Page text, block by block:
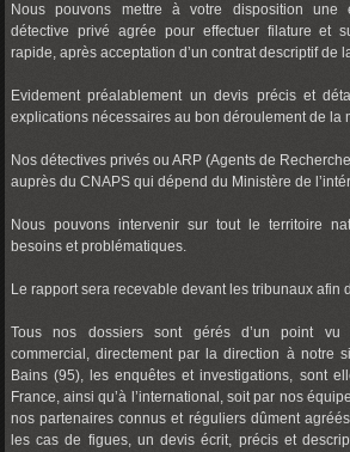
Nous pouvons mettre à votre disposition une
détective privé agrée pour effectuer filature et
rapide, après acceptation d’un contrat descriptif de
Evidement préalablement un devis précis et
explications nécessaires au bon déroulement de la
Nos détectives privés ou ARP (Agents de
auprès du CNAPS qui dépend du Ministère de
Nous pouvons intervenir sur tout le territoire
besoins et problématiques.
Le rapport sera recevable devant les tribunaux afin
Tous nos dossiers sont gérés d’un point vu
commercial, directement par la direction à notre
Bains (95), les enquêtes et investigations, sont
France, ainsi qu’à l’international, soit par nos
nos partenaires connus et réguliers dûment
les cas de figues, un devis écrit, précis et